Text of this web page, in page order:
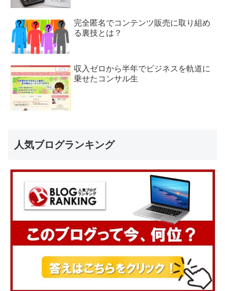
完全匿名でコンテンツ販売に取り組め
る裏技とは？
収入ゼロから半年でビジネスを軌道に
乗せたコンサル生
人気ブログランキング